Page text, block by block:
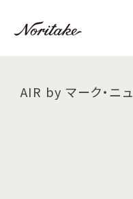
AIR by マーク・ニ